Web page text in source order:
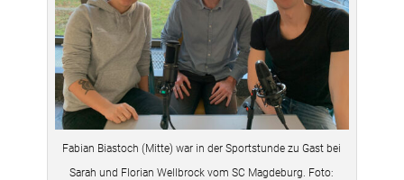
Fabian Biastoch (Mitte) war in der Sportstunde zu Gast bei
Sarah und Florian Wellbrock vom SC Magdeburg. Foto: